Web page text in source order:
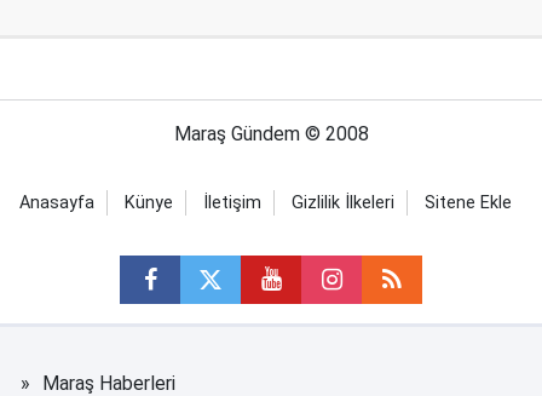
Maraş Gündem © 2008
Anasayfa Künye İletişim Gizlilik İlkeleri Sitene Ekle
Maraş Haberleri